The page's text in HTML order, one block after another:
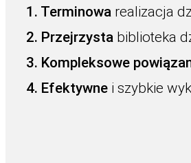
1. Terminowa realizacja
2. Przejrzysta biblioteka
3. Kompleksowe
4. Efektywne i szybkie